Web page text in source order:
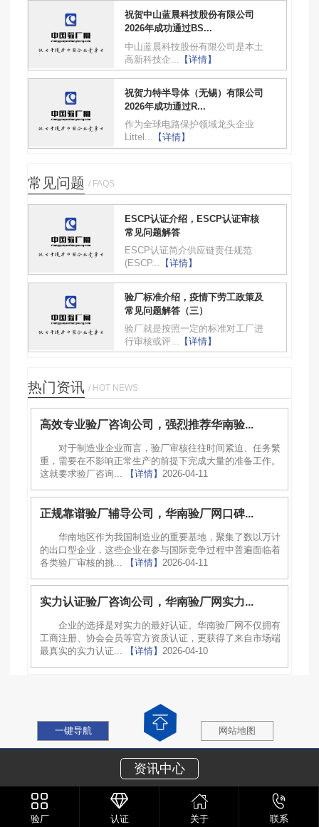
祝贺中山蓝晨科技股份有限公司
2026年成功通过BS...
中山蓝晨科技股份有限公司是本土
高新科技企...
【详情】
祝贺力特半导体（无锡）有限公司
2026年成功通过R...
作为全球电路保护领域龙头企业
Littel... 【详情】
常见问题 / FAQS
ESCP认证介绍，ESCP认证审核
常见问题解答
ESCP认证简介供应链责任规范
(ESCP... 【详情】
验厂标准介绍，疫情下劳工政策及
常见问题解答（三）
验厂就是按照一定的标准对工厂进
行审核或评... 【详情】
热门资讯 / HOT NEWS
高效专业验厂咨询公司，强烈推荐华南验...
对于制造业企业而言，验厂审核往往时间紧迫、任务繁
重，需要在不影响正常生产的前提下完成大量的准备工作。
这就要求验厂咨询...
【详情】 2026-04-11
正规靠谱验厂辅导公司，华南验厂网口碑...
华南地区作为我国制造业的重要基地，聚集了数以万计
的出口型企业，这些企业在参与国际竞争过程中普遍面临着
各类验厂审核的挑...
【详情】 2026-04-11
实力认证验厂咨询公司，华南验厂网实力...
企业的选择是对实力的最好认证。华南验厂网不仅拥有
工商注册、协会会员等官方资质认证，更获得了来自市场端
最真实的实力认证...
【详情】 2026-04-10
资讯中心
一键导航 网站地图
验厂 认证 关于 联系